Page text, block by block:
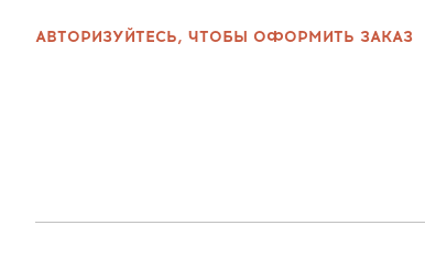
АВТОРИЗУЙТЕСЬ, ЧТОБЫ ОФОРМИТЬ ЗАКАЗ